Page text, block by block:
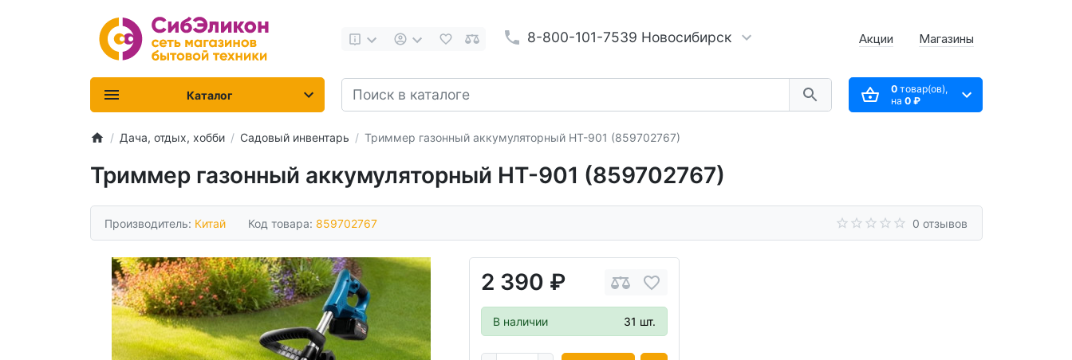
8-800-101-7539 Новосибирск Акции Магазины
0товар(ов),
на 0 ₽
Каталог
Дача, отдых, хобби Садовый инвентарь Триммер газонный аккумуляторный HT-901 (859702767)
Триммер газонный аккумуляторный HT-901 (859702767)
Производитель: Китай Код товара: 859702767 0 отзывов
2 390 ₽
В наличии 31 шт.